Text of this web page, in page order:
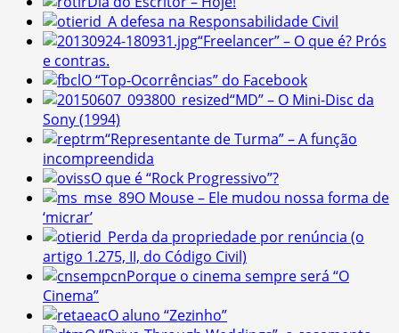
A defesa na Responsabilidade Civil
“Freelancer” – O que é? Prós
e contras.
O “Top-Ocorrências” do Facebook
“MD” – O Mini-Disc da
Sony (1994)
“Representante de Turma” – A função
incompreendida
O que é “Rock Progressivo”?
O Mouse – Ele mudou nossa forma de
‘micrar’
Perda da propriedade por renúncia (o
artigo 1.275, II, do Código Civil)
Porque o cinema sempre será “O
Cinema”
O aluno “Zezinho”